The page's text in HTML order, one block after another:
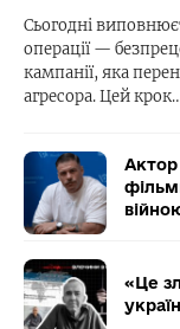
Сьогодні
операції —
кампанії, яка
агресора. Цей
«Це